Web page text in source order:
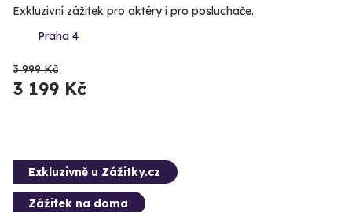
Exkluzivní zážitek pro aktéry i pro posluchače.
Praha 4
3 999 Kč
3 199 Kč
Exkluzivně u Zážitky.cz
Zážitek na doma